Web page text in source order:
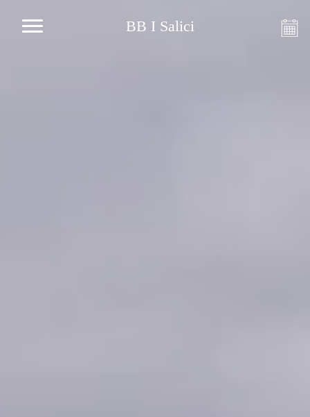
BB I Salici